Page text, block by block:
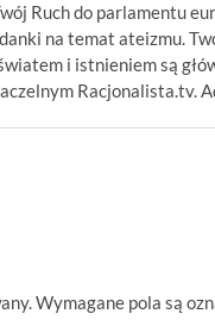
Ruch do parlamentu
na temat ateizmu.
i istnieniem są
Racjonalista.tv.
Wymagane pola są